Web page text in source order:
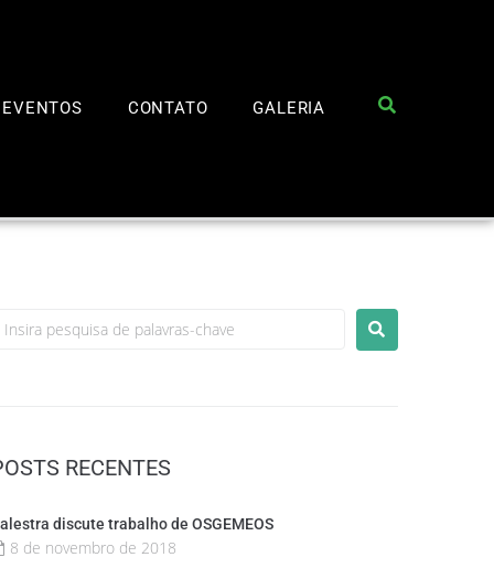
EVENTOS CONTATO GALERIA
RECENTES
discute trabalho de OSGEMEOS
8 de novembro de 2018